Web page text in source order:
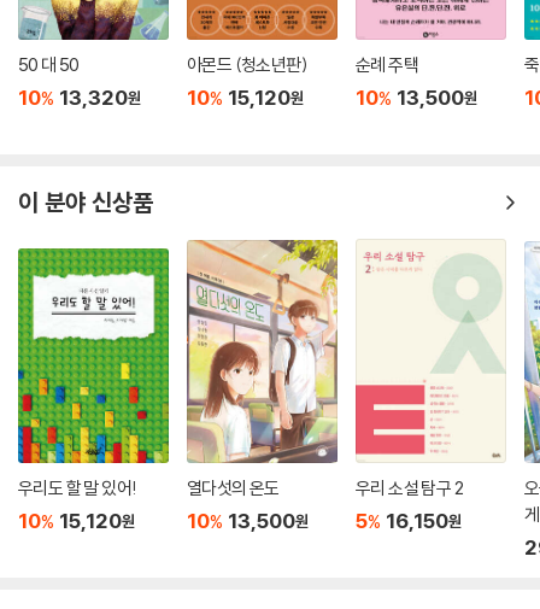
50 대 50
10% 13,320원
아몬드 (청소년판)
10% 15,120원
순례 주택
10% 13,500원
이 분야 신상품
우리도 할 말 있어!
10% 15,120원
열다섯의 온도
10% 13,500원
우리 소설 탐구 2
5% 16,150원